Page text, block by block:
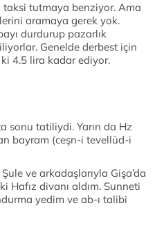
tutmaya benziyor. Ama
aramaya gerek yok.
durdurup pazarlık
Genelde derbest için
4.5 lira kadar ediyor.
sonu tatiliydi. Yarın da Hz
bayram (ceşn-i tevellüd-i
ve arkadaşlarıyla Gişa’da
Hafız divanı aldım. Sunneti
yedim ve ab-ı talibi